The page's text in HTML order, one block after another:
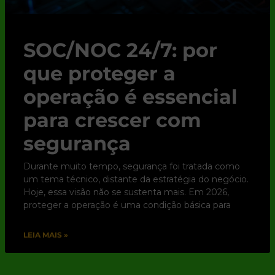
SOC/NOC 24/7: por
que proteger a
operação é essencial
para crescer com
segurança
Durante muito tempo, segurança foi tratada como
um tema técnico, distante da estratégia do negócio.
Hoje, essa visão não se sustenta mais. Em 2026,
proteger a operação é uma condição básica para
LEIA MAIS »